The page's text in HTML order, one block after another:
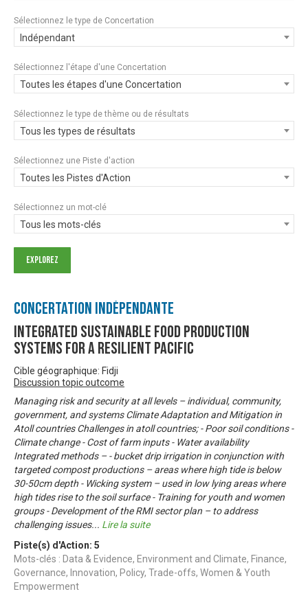
Sélectionnez le type de Concertation
Indépendant
Sélectionnez l'étape d'une Concertation
Toutes les étapes d'une Concertation
Sélectionnez le type de thème ou de résultats
Tous les types de résultats
Sélectionnez une Piste d'action
Toutes les Pistes d'Action
Sélectionnez un mot-clé
Tous les mots-clés
Concertation Indépendante
Integrated Sustainable Food Production
Systems for a Resilient Pacific
Cible géographique: Fidji
Discussion topic outcome
Managing risk and security at all levels – individual, community,
government, and systems Climate Adaptation and Mitigation in
Atoll countries Challenges in atoll countries; - Poor soil conditions -
Climate change - Cost of farm inputs - Water availability
Integrated methods – - bucket drip irrigation in conjunction with
targeted compost productions – areas where high tide is below
30-50cm depth - Wicking system – used in low lying areas where
high tides rise to the soil surface - Training for youth and women
groups - Development of the RMI sector plan – to address
challenging issues... Lire la suite
Piste(s) d'Action: 5
Mots-clés : Data & Evidence, Environment and Climate, Finance,
Governance, Innovation, Policy, Trade-offs, Women & Youth
Empowerment